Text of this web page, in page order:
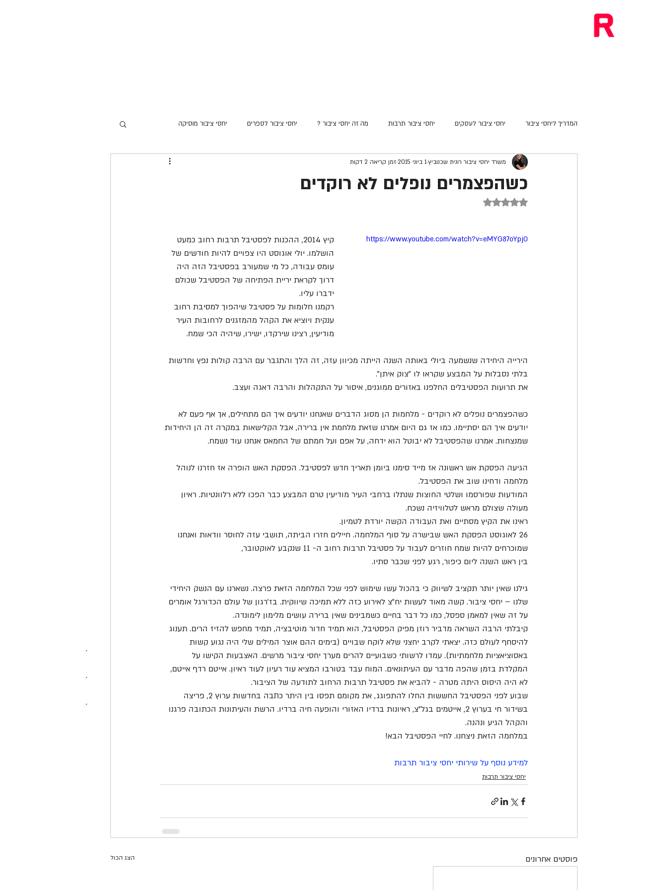
המדריך ליחסי ציבור יחסי ציבור לעסקים יחסי ציבור תרבות מה זה יחסי ציבור ? יחסי ציבור לספרים יחסי ציבור מוסיקה
כשהפצמרים נופלים לא רוקדים
משרד יחסי ציבור רונית שכנוביץ1 ביוני 2015 זמן קריאה 2 דקות
דירוג של NaN מתוך 5 כוכבים
https://www.youtube.com/watch?v=eMYG87oYpj0
קיץ 2014, ההכנות לפסטיבל תרבות רחוב כמעט
הושלמו. יולי אוגוסט היו צפויים להיות חודשים של
עומס עבודה, כל מי שמעורב בפסטיבל הזה היה
דרוך לקראת יריית הפתיחה של הפסטיבל שכולם
ידברו עליו.
רקמנו חלומות על פסטיבל שיהפוך למסיבת רחוב
ענקית ויוציא את הקהל מהמזגנים לרחובות העיר
מודיעין, רצינו שירקדו, ישירו, שיהיה הכי שמח.
הירייה היחידה שנשמעה ביולי באותה השנה הייתה מכיוון עזה, זה הלך והתגבר עם הרבה קולות נפץ וחדשות
בלתי נסבלות על המבצע שקראו לו "צוק איתן".
את תרועות הפסטיבלים החלפנו באזורים ממוגנים, איסור על התקהלות והרבה דאגה ועצב.
כשהפצמרים נופלים לא רוקדים - מלחמות הן מסוג הדברים שאנחנו יודעים איך הם מתחילים, אך אף פעם לא
יודעים איך הם יסתיימו. כמו אז גם היום אמרנו שזאת מלחמת אין ברירה, אבל הקלישאות במקרה זה הן היחידות
שמנצחות. אמרנו שהפסטיבל לא יבוטל הוא ידחה, על אפם ועל חמתם של החמאס אנחנו עוד נשמח.
הגיעה הפסקת אש ראשונה אז מייד סימנו ביומן תאריך חדש לפסטיבל. הפסקת האש הופרה אז חזרנו לנוהל
מלחמה ודחינו שוב את הפסטיבל.
המודעות שפורסמו ושלטי החוצות שנתלו ברחבי העיר מודיעין טרם המבצע כבר הפכו ללא רלוונטיות. ראיון
מעולה שצולם מראש לטלוויזיה נשכח.
ראינו את הקיץ מסתיים ואת העבודה הקשה יורדת לטמיון.
26 לאוגוסט הפסקת האש שבישרה על סוף המלחמה. חיילים חזרו הביתה, תושבי עזה לחוסר וודאות ואנחנו
שמוכרחים להיות שמח חוזרים לעבוד על פסטיבל תרבות רחוב ה- 11 שנקבע לאוקטובר,
בין ראש השנה ליום כיפור, רגע לפני שכבר סתיו.
גילנו שאין יותר תקציב לשיווק כי בהכול עשו שימוש לפני שכל המלחמה הזאת פרצה. נשארנו עם הנשק היחידי
שלנו – יחסי ציבור. קשה מאוד לעשות יח"צ לאירוע כזה ללא תמיכה שיווקית. בז'רגון של עולם הכדורגל אומרים
על זה שאין למאמן ספסל, כמו כל דבר בחיים כשמבינים שאין ברירה עושים מלימון לימונדה.
קיבלתי הרבה השראה מדביר רוזן מפיק הפסטיבל, הוא תמיד חדור מוטיבציה, תמיד מחפש להזיז הרים. תענוג
להיסחף לעולם כזה. יצאתי לקרב יחצני שלא לוקח שבויים (בימים ההם אוצר המילים שלי היה נגוע קשות
באסוציאציות מלחמתיות). עמדו לרשותי כשבועיים להרים מערך יחסי ציבור מרשים. האצבעות הקישו על
המקלדת בזמן שהפה מדבר עם העיתונאים. המוח עבד בטורבו המציא עוד רעיון לעוד ראיון. אייטם רדף אייטם,
לא היה היסוס היתה מטרה - להביא את פסטיבל תרבות הרחוב לתודעה של הציבור.
שבוע לפני הפסטיבל החששות החלו להתפוגג, את מקומם תפסו בין היתר כתבה בחדשות ערוץ 2, פריצה
בשידור חי בערוץ 2, אייטמים בגל"צ, ראיונות ברדיו האזורי והופעה חיה ברדיו. הרשת והעיתונות הכתובה פרגנו
והקהל הגיע ונהנה.
במלחמה הזאת ניצחנו. לחיי הפסטיבל הבא!
למידע נוסף על שירותי יחסי ציבור תרבות
יחסי ציבור תרבות
פוסטים אחרונים הצג הכול